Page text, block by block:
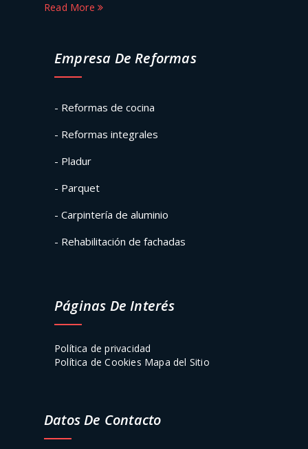
Read More
Empresa De Reformas
- Reformas de cocina
- Reformas integrales
- Pladur
- Parquet
- Carpintería de aluminio
- Rehabilitación de fachadas
Páginas De Interés
Política de privacidad
Política de Cookies Mapa del Sitio
Datos De Contacto